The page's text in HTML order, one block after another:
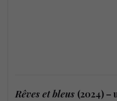
Rêves et bleus (2024) –